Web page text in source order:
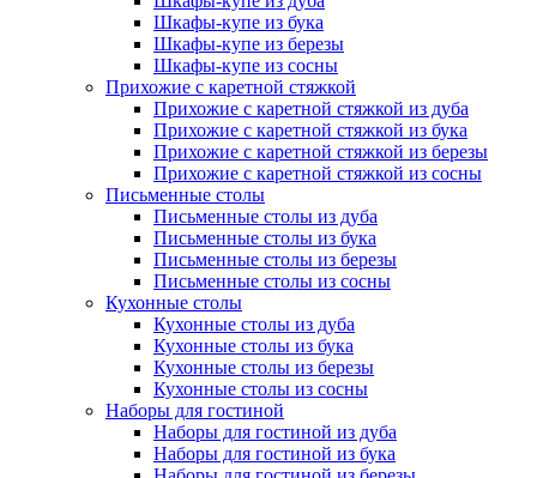
Шкафы-купе из бука
Шкафы-купе из березы
Шкафы-купе из сосны
Прихожие с каретной стяжкой
Прихожие с каретной стяжкой из дуба
Прихожие с каретной стяжкой из бука
Прихожие с каретной стяжкой из березы
Прихожие с каретной стяжкой из сосны
Письменные столы
Письменные столы из дуба
Письменные столы из бука
Письменные столы из березы
Письменные столы из сосны
Кухонные столы
Кухонные столы из дуба
Кухонные столы из бука
Кухонные столы из березы
Кухонные столы из сосны
Наборы для гостиной
Наборы для гостиной из дуба
Наборы для гостиной из бука